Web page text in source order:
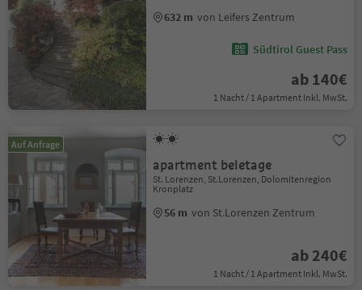
632 m von Leifers Zentrum
Südtirol Guest Pass
ab 140€
1 Nacht / 1 Apartment Inkl. MwSt.
Auf Anfrage
apartment beletage
St. Lorenzen, St.Lorenzen, Dolomitenregion
Kronplatz
56 m von St.Lorenzen Zentrum
ab 240€
1 Nacht / 1 Apartment Inkl. MwSt.